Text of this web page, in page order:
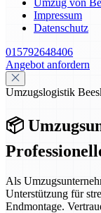
Umzug von
Impressum
Datenschutz
015792648406
Angebot anfordern
Umzugslogistik
📦
Als
Unterstützung für
Endmontage.